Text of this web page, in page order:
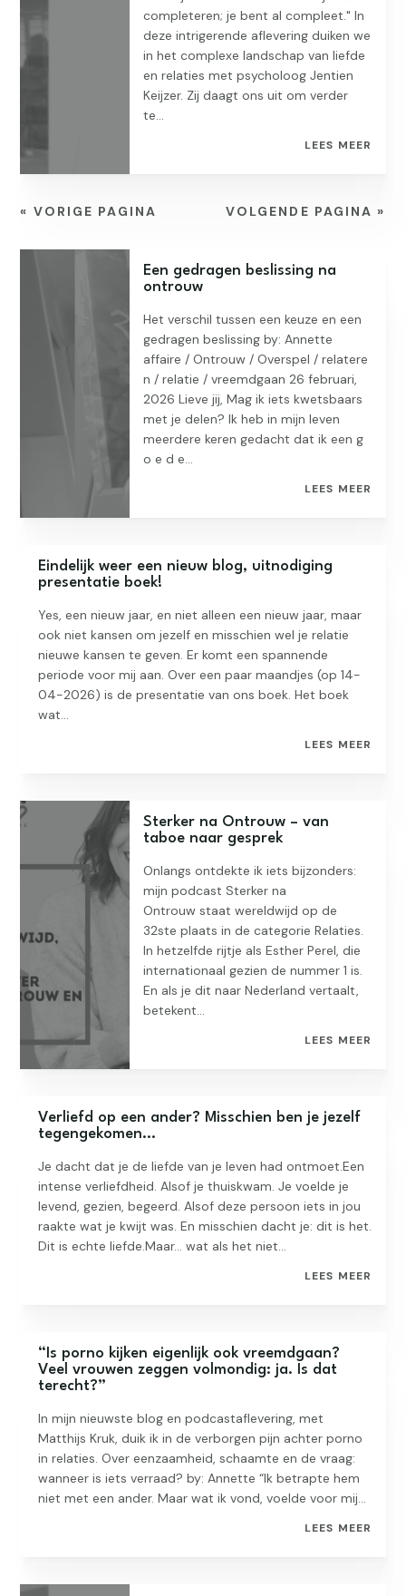
completeren; je bent al compleet." In
deze intrigerende aflevering duiken we
in het complexe landschap van liefde
en relaties met psycholoog Jentien
Keijzer. Zij daagt ons uit om verder
te...
LEES MEER
« VORIGE PAGINA VOLGENDE PAGINA »
Een gedragen beslissing na
ontrouw
Het verschil tussen een keuze en een
gedragen beslissing by: Annette
affaire / Ontrouw / Overspel / relatere
n / relatie / vreemdgaan 26 februari,
2026 Lieve jij, Mag ik iets kwetsbaars
met je delen? Ik heb in mijn leven
meerdere keren gedacht dat ik een g
o e d e...
LEES MEER
Eindelijk weer een nieuw blog, uitnodiging
presentatie boek!
Yes, een nieuw jaar, en niet alleen een nieuw jaar, maar
ook niet kansen om jezelf en misschien wel je relatie
nieuwe kansen te geven. Er komt een spannende
periode voor mij aan. Over een paar maandjes (op 14-
04-2026) is de presentatie van ons boek. Het boek
wat...
LEES MEER
Sterker na Ontrouw – van
taboe naar gesprek
Onlangs ontdekte ik iets bijzonders:
mijn podcast Sterker na
Ontrouw staat wereldwijd op de
32ste plaats in de categorie Relaties.
In hetzelfde rijtje als Esther Perel, die
internationaal gezien de nummer 1 is.
En als je dit naar Nederland vertaalt,
betekent...
LEES MEER
Verliefd op een ander? Misschien ben je jezelf
tegengekomen…
Je dacht dat je de liefde van je leven had ontmoet.Een
intense verliefdheid. Alsof je thuiskwam. Je voelde je
levend, gezien, begeerd. Alsof deze persoon iets in jou
raakte wat je kwijt was. En misschien dacht je: dit is het.
Dit is echte liefde.Maar… wat als het niet...
LEES MEER
“Is porno kijken eigenlijk ook vreemdgaan?
Veel vrouwen zeggen volmondig: ja. Is dat
terecht?”
In mijn nieuwste blog en podcastaflevering, met
Matthijs Kruk, duik ik in de verborgen pijn achter porno
in relaties. Over eenzaamheid, schaamte en de vraag:
wanneer is iets verraad? by: Annette “Ik betrapte hem
niet met een ander. Maar wat ik vond, voelde voor mij...
LEES MEER